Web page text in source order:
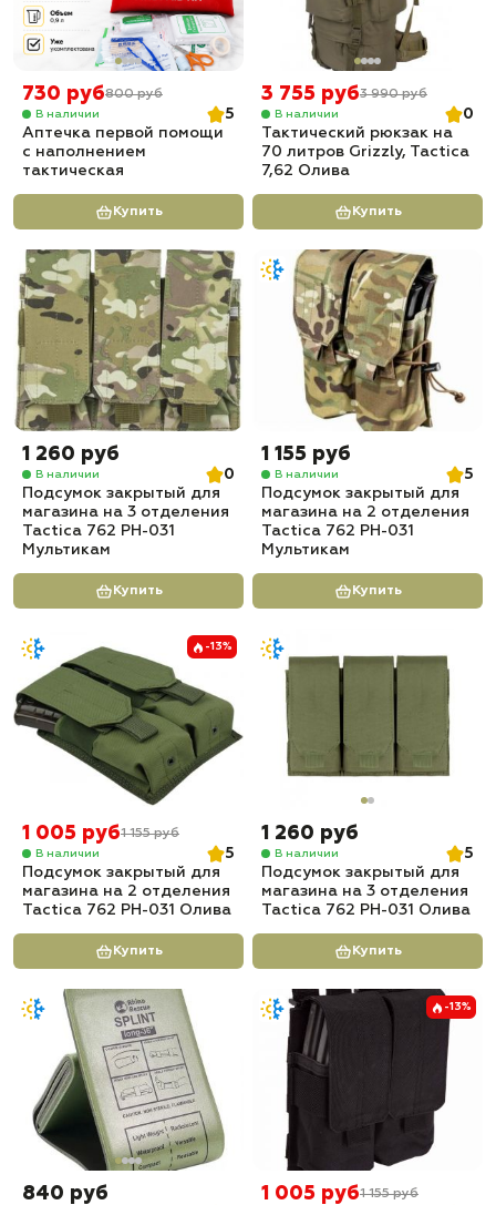
730 руб800 руб
В наличии
5
Аптечка первой помощи
с наполнением
тактическая
Купить
3 755 руб3 990 руб
В наличии
0
Тактический рюкзак на
70 литров Grizzly, Tactica
7,62 Олива
Купить
1 260 руб
В наличии
0
Подсумок закрытый для
магазина на 3 отделения
Tactica 762 PH-031
Мультикам
Купить
1 155 руб
В наличии
5
Подсумок закрытый для
магазина на 2 отделения
Tactica 762 PH-031
Мультикам
Купить
-13%
1 005 руб1 155 руб
В наличии
5
Подсумок закрытый для
магазина на 2 отделения
Tactica 762 PH-031 Олива
Купить
1 260 руб
В наличии
5
Подсумок закрытый для
магазина на 3 отделения
Tactica 762 PH-031 Олива
Купить
840 руб
-13%
1 005 руб1 155 руб